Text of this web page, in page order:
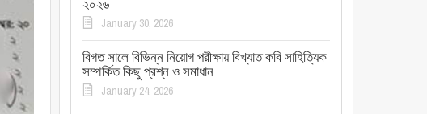
January 30, 2026
বিগত সালে বিভিন্ন নিয়োগ পরীক্ষায় বিখ্যাত কবি সাহিত্যিক
সম্পর্কিত কিছু প্রশ্ন ও সমাধান
January 24, 2026